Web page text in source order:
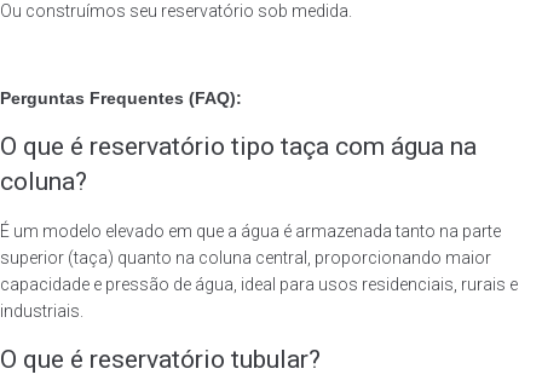
Ou construímos seu reservatório sob medida.
Perguntas Frequentes (FAQ):
O que é reservatório tipo taça com água na
coluna?
É um modelo elevado em que a água é armazenada tanto na parte
superior (taça) quanto na coluna central, proporcionando maior
capacidade e pressão de água, ideal para usos residenciais, rurais e
industriais.
O que é reservatório tubular?